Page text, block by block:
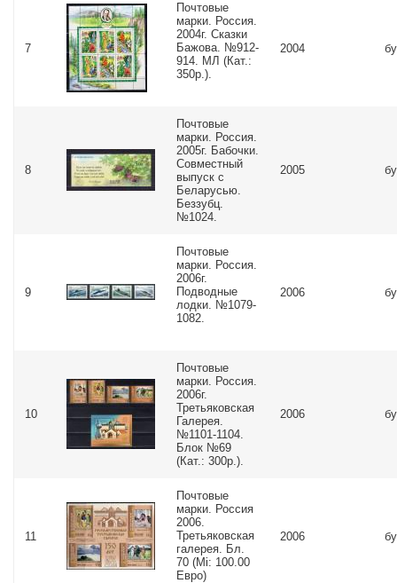
7
Почтовые
марки. Россия.
2004г. Сказки
Бажова. №912-
914. МЛ (Кат.:
350р.).
2004
8
Почтовые
марки. Россия.
2005г. Бабочки.
Совместный
выпуск с
Беларусью.
Беззубц.
№1024.
2005
9
Почтовые
марки. Россия.
2006г.
Подводные
лодки. №1079-
1082.
2006
10
Почтовые
марки. Россия.
2006г.
Третьяковская
Галерея.
№1101-1104.
Блок №69
(Кат.: 300р.).
2006
11
Почтовые
марки. Россия
2006.
Третьяковская
галерея. Бл.
70 (Mi: 100.00
Евро)
2006